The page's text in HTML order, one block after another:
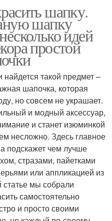
шапку.
шапку
идей
простой
такой предмет –
шапочка, которая
но совсем не украшает.
и модный аксессуар,
и станет изюминкой
несложно. Здесь главное
подскажет чем лучше
стразами, пайетками
или аппликацией из
мы собрали
самостоятельно
и просто своими